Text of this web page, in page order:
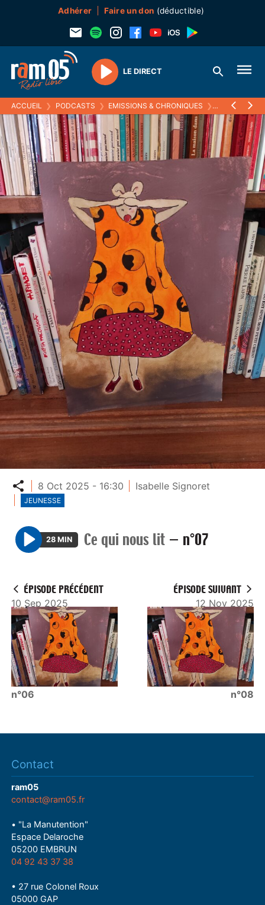
Adhérer Faire un don (déductible)
Play
LE DIRECT
ACCUEIL ❯ PODCASTS ❯ EMISSIONS & CHRONIQUES ❯ CE QUI NOUS
Partager
8 Oct 2025 - 16:30 Isabelle Signoret
JEUNESSE
P
y
28 MIN Ce qui nous lit — n°07
ÉPISODE PRÉCÉDENT
10 Sep 2025
n°06
ÉPISODE SUIVANT
12 Nov 2025
n°08
Contact
ram05
contact@ram05.fr
• "La Manutention"
Espace Delaroche
05200 EMBRUN
04 92 43 37 38
• 27 rue Colonel Roux
05000 GAP